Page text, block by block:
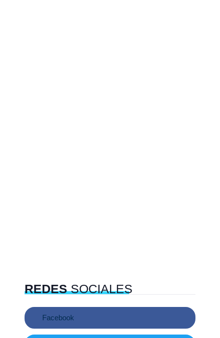
REDESSOCIALES
Facebook